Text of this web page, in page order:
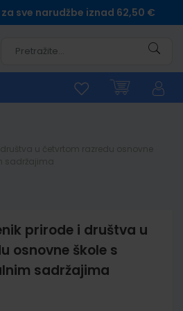
sve narudžbe iznad 62,50 €
prirode i društva u
osnovne škole s
sadržajima